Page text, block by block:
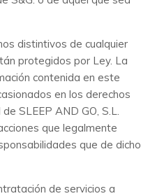
distintivos de cualquier
protegidos por Ley. La
contenida en este
en los derechos
SLEEP AND GO, S.L.
que legalmente
que de dicho
de servicios a